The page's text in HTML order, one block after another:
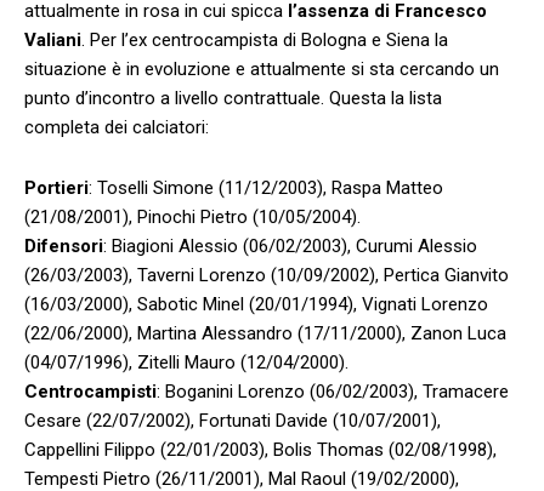
attualmente in rosa in cui spicca l’assenza di Francesco
Valiani. Per l’ex centrocampista di Bologna e Siena la
situazione è in evoluzione e attualmente si sta cercando un
punto d’incontro a livello contrattuale. Questa la lista
completa dei calciatori:
Portieri: Toselli Simone (11/12/2003), Raspa Matteo
(21/08/2001), Pinochi Pietro (10/05/2004).
Difensori: Biagioni Alessio (06/02/2003), Curumi Alessio
(26/03/2003), Taverni Lorenzo (10/09/2002), Pertica Gianvito
(16/03/2000), Sabotic Minel (20/01/1994), Vignati Lorenzo
(22/06/2000), Martina Alessandro (17/11/2000), Zanon Luca
(04/07/1996), Zitelli Mauro (12/04/2000).
Centrocampisti: Boganini Lorenzo (06/02/2003), Tramacere
Cesare (22/07/2002), Fortunati Davide (10/07/2001),
Cappellini Filippo (22/01/2003), Bolis Thomas (02/08/1998),
Tempesti Pietro (26/11/2001), Mal Raoul (19/02/2000),